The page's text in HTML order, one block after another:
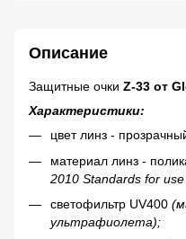
Описание
Защитные очки Z-33 от
Характеристики:
цвет линз -
материал линз -
2010 Standards for
светофильтр UV400
ультрафиолета);